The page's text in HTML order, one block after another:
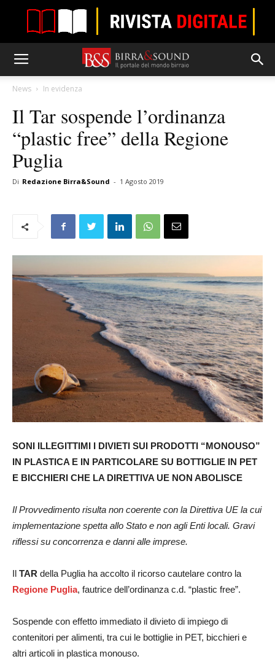
News In evidenza
Il Tar sospende l’ordinanza
“plastic free” della Regione
Puglia
Di Redazione Birra&Sound - 1 Agosto 2019
SONI ILLEGITTIMI I DIVIETI SUI PRODOTTI “MONOUSO”
IN PLASTICA E IN PARTICOLARE SU BOTTIGLIE IN PET
E BICCHIERI CHE LA DIRETTIVA UE NON ABOLISCE
Il Provvedimento risulta non coerente con la Direttiva UE la cui
implementazione spetta allo Stato e non agli Enti locali. Gravi
riflessi su concorrenza e danni alle imprese.
Il TAR della Puglia ha accolto il ricorso cautelare contro la
Regione Puglia, fautrice dell’ordinanza c.d. “plastic free”.
Sospende con effetto immediato il divieto di impiego di
contenitori per alimenti, tra cui le bottiglie in PET, bicchieri e
altri articoli in plastica monouso.